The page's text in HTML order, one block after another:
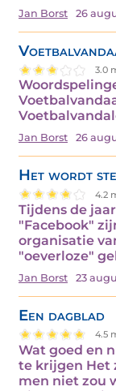
Jan Borst 26
3.0
Jan Borst 26
Het wordt
4.2
Tijdens de
"Facebook"
organisatie
"oeverloze"
Jan Borst 23
Een dagblad
4.5
Wat goed en
te krijgen Het
men niet zou